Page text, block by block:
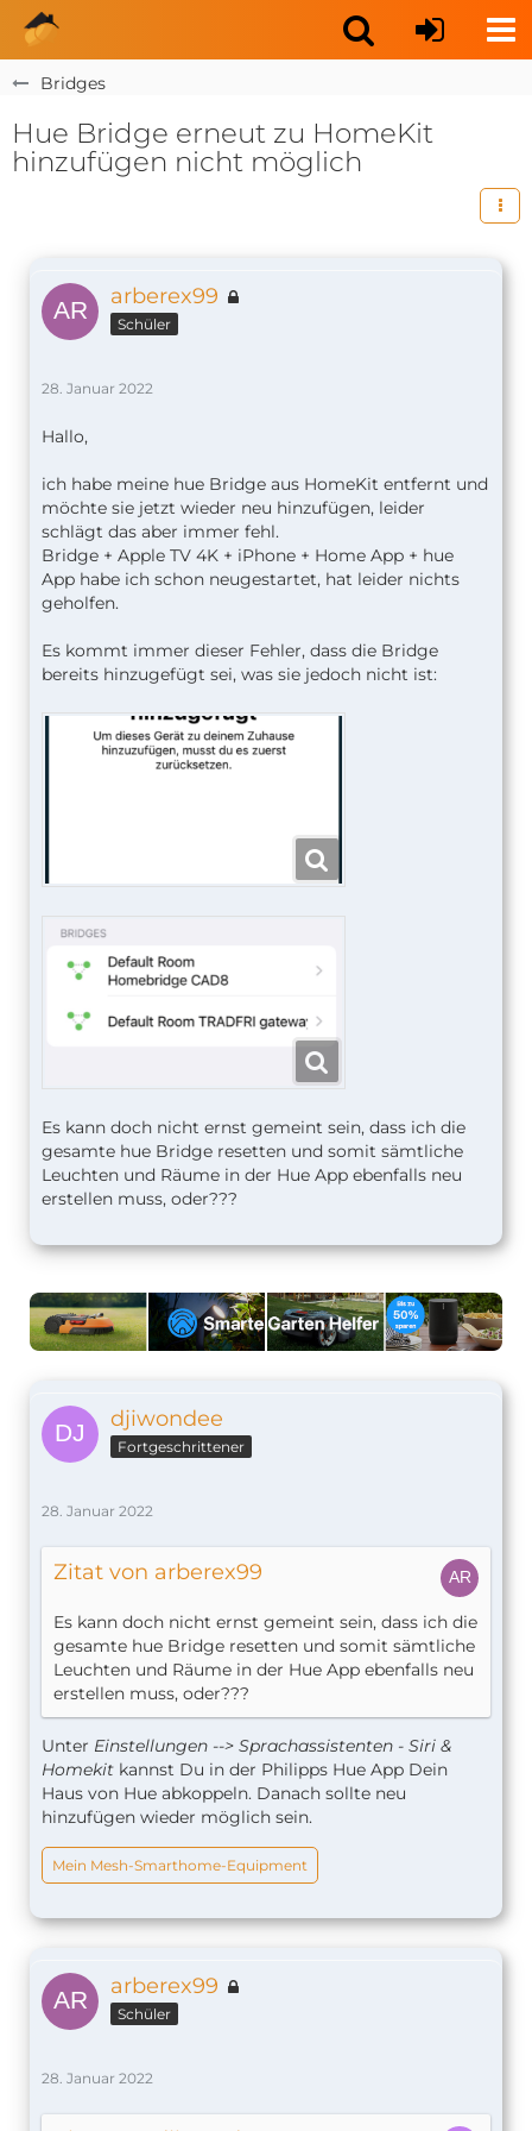
Bridges
Hue Bridge erneut zu HomeKit
hinzufügen nicht möglich
arberex99
Schüler
28. Januar 2022
Hallo,
ich habe meine hue Bridge aus HomeKit entfernt und
möchte sie jetzt wieder neu hinzufügen, leider
schlägt das aber immer fehl.
Bridge + Apple TV 4K + iPhone + Home App + hue
App habe ich schon neugestartet, hat leider nichts
geholfen.
Es kommt immer dieser Fehler, dass die Bridge
bereits hinzugefügt sei, was sie jedoch nicht ist:
Es kann doch nicht ernst gemeint sein, dass ich die
gesamte hue Bridge resetten und somit sämtliche
Leuchten und Räume in der Hue App ebenfalls neu
erstellen muss, oder???
djiwondee
Fortgeschrittener
28. Januar 2022
Zitat von arberex99
Es kann doch nicht ernst gemeint sein, dass ich die
gesamte hue Bridge resetten und somit sämtliche
Leuchten und Räume in der Hue App ebenfalls neu
erstellen muss, oder???
Unter Einstellungen --> Sprachassistenten - Siri &
Homekit kannst Du in der Philipps Hue App Dein
Haus von Hue abkoppeln. Danach sollte neu
hinzufügen wieder möglich sein.
Mein Mesh-Smarthome-Equipment
arberex99
Schüler
28. Januar 2022